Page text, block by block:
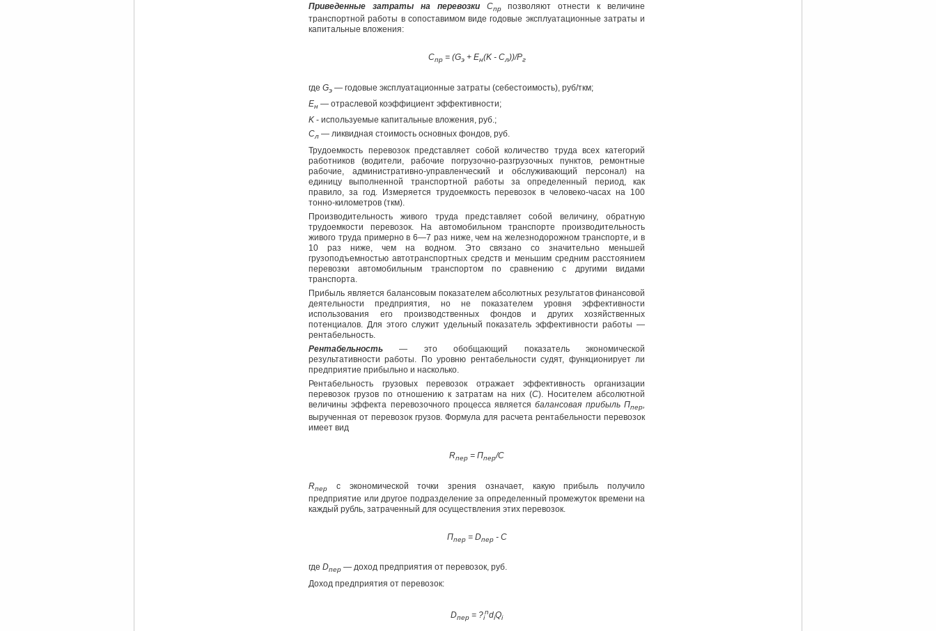
Приведенные затраты на перевозкиСпр
позволяют отнести к величине
транспортной работы в сопоставимом виде годовые эксплуатационные затраты и
капитальные вложения:
Спр= (Gэ+ Ен(K- Сл))/Рг
где Gэ — годовые эксплуатационные затраты (себестоимость), руб/ткм;
Ен — отраслевой коэффициент эффективности;
K - используемые капитальные вложения, руб.;
Сл — ликвидная стоимость основных фондов, руб.
Трудоемкость перевозок представляет собой количество труда всех категорий
работников (водители, рабочие погрузочно-разгрузочных пунктов, ремонтные
рабочие, административно-управленческий и обслуживающий персонал) на
единицу выполненной транспортной работы за определенный период, как
правило, за год. Измеряется трудоемкость перевозок в человеко-часах на 100
тонно-километров (ткм).
Производительность живого труда представляет собой величину, обратную
трудоемкости перевозок. На автомобильном транспорте производительность
живого труда примерно в 6—7 раз ниже, чем на железнодорожном транспорте, и в
10 раз ниже, чем на водном. Это связано со значительно меньшей
грузоподъемностью автотранспортных средств и меньшим средним расстоянием
перевозки автомобильным транспортом по сравнению с другими видами
транспорта.
Прибыль является балансовым показателем абсолютных результатов финансовой
деятельности предприятия, но не показателем уровня эффективности
использования его производственных фондов и других хозяйственных
потенциалов. Для этого служит удельный показатель эффективности работы —
рентабельность.
Рентабельность
— это обобщающий показатель экономической
результативности работы. По уровню рентабельности судят, функционирует ли
предприятие прибыльно и насколько.
Рентабельность грузовых перевозок отражает эффективность организации
перевозок грузов по отношению к затратам на них (С). Носителем абсолютной
величины эффекта перевозочного процесса являетсябалансовая прибыль Ппер,
вырученная от перевозок грузов. Формула для расчета рентабельности перевозок
имеет вид
Rпер = Ппер/C
Rпер
с экономической точки зрения означает, какую прибыль получило
предприятие или другое подразделение за определенный промежуток времени на
каждый рубль, затраченный для осуществления этих перевозок.
Ппер= Dпер- C
где Dпер — доход предприятия от перевозок, руб.
Доход предприятия от перевозок:
Dпер = ?i
ndiQi